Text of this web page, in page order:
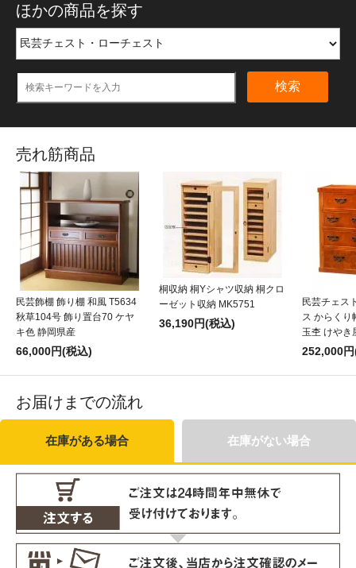
ほかの商品を探す
検索
売れ筋商品
民芸飾棚 飾り棚 和風 T5634
秋草104号 飾り置台70 ケヤ
キ色 静岡県産
66,000円(税込)
桐収納 桐Yシャツ収納 桐クロ
ーゼット収納 MK5751
36,190円(税込)
民芸チェス
ス からくり
玉杢 けやき
252,000
お届けまでの流れ
在庫がある場合 在庫がない場合